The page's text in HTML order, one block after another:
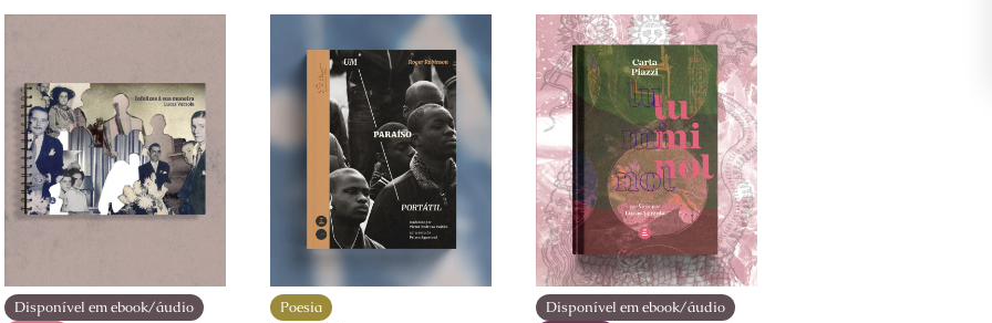
Disponível em ebook/áudio Poesia
Disponível em ebook/áudio